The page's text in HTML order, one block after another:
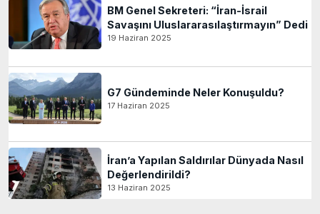
BM Genel Sekreteri: “İran-İsrail
Savaşını Uluslararasılaştırmayın” Dedi
19 Haziran 2025
G7 Gündeminde Neler Konuşuldu?
17 Haziran 2025
İran’a Yapılan Saldırılar Dünyada Nasıl
Değerlendirildi?
13 Haziran 2025